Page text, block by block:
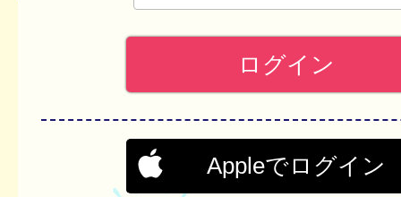
Appleでログイン